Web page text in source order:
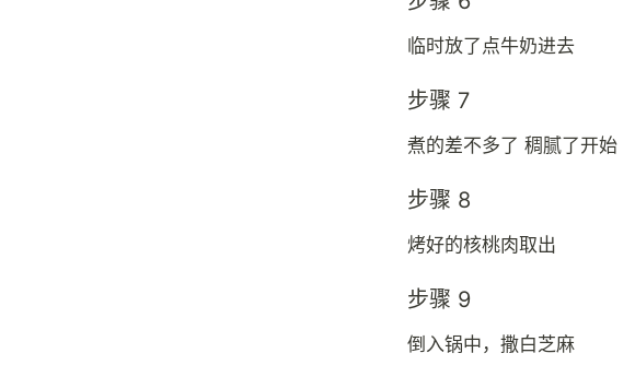
临时放了点牛奶进去
步骤 7
煮的差不多了 稠腻了开始
步骤 8
烤好的核桃肉取出
步骤 9
倒入锅中，撒白芝麻